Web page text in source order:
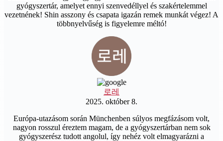
gyógyszertár, amelyet ennyi szenvedéllyel és szakértelemmel
vezetnének! Shin asszony és csapata igazán remek munkát végez! A
többnyelvűség is figyelemre méltó!
로레
2025. október 8.
Európa-utazásom során Münchenben súlyos megfázásom volt,
nagyon rosszul éreztem magam, de a gyógyszertárban nem sok
gyógyszerész tudott angolul, így nehéz volt elmagyarázni a